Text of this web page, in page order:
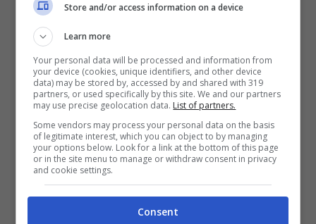
della nuance che preferiamo, mentre basta
un accendino e una
eyeliner fatto in casa. Un po’rimedi della
nonna, un po’ mentalità anti-spreco, ma
siamo davvero sicure che nella pratica
questo make up sia più comodo del
tradizionale?
Sperimentare non costa niente, ma se
Store and/or access information on a device
Learn more
Your personal data will be processed and information from
your device (cookies, unique identifiers, and other device
data) may be stored by, accessed by and shared with 319
partners, or used specifically by this site. We and our partners
may use precise geolocation data. List of partners.
Some vendors may process your personal data on the basis
of legitimate interest, which you can object to by managing
your options below. Look for a link at the bottom of this page
or in the site menu to manage or withdraw consent in privacy
and cookie settings.
Consent